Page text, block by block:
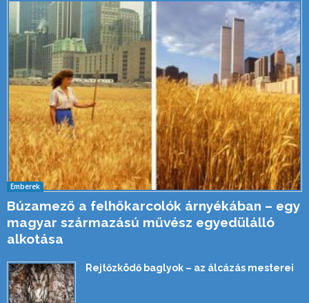
Emberek
Búzamező a felhőkarcolók árnyékában – egy
magyar származású művész egyedülálló
alkotása
Rejtőzködő baglyok – az álcázás mesterei